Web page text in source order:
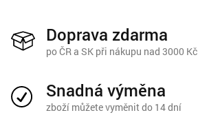
Doprava zdarma
po ČR a SK při nákupu nad 3000 Kč
Snadná výměna
zboží můžete vyměnit do 14 dní